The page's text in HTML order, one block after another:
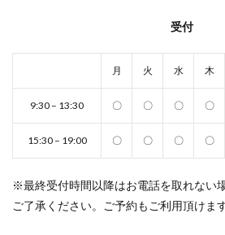
受付
月 火 水 木
9:30 – 13:30 〇 〇 〇 〇
15:30 – 19:00 〇 〇 〇 〇
※最終受付時間以降はお電話を取れない
ご了承ください。ご予約もご利用頂けます